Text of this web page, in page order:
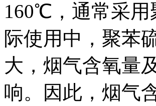
160℃，通常采用
际使用中，聚苯
大，烟气含氧量
响。因此，烟气